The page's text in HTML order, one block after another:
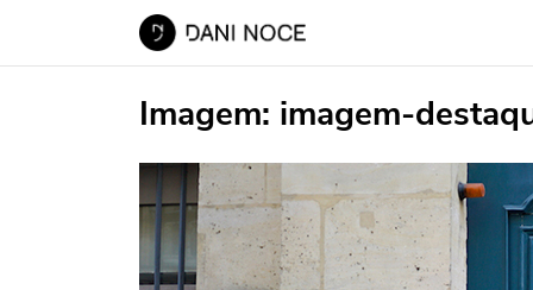
Imagem: imagem-